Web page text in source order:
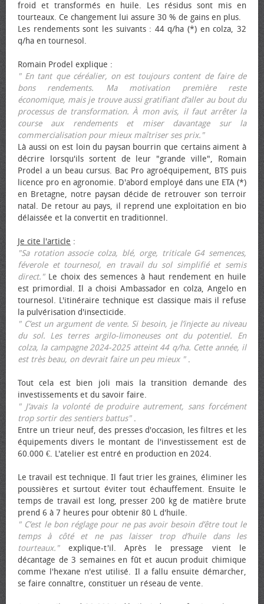
froid et transformés en huile. Les résidus sont mis en
tourteaux. Ce changement lui assure 30 % de gains en plus.
Les rendements sont les suivants : 44 q/ha (*) en colza, 32
q/ha en tournesol.
Romain Prodel explique :
" En tant que céréalier, on est toujours content de faire de
bons rendements. Ma motivation première reste
économique, mais je trouve aussi gratifiant d’aller au bout du
processus de transformation. À mon avis, il faut arrêter la
course aux rendements et miser davantage sur la
commercialisation pour mieux maîtriser ses prix."
Là aussi on est loin du paysan bourrin que certains aiment à
décrire lorsqu'ils sortent de leur "grande ville", Romain
Prodel a un beau cursus. Bac Pro agroéquipement, BTS puis
licence pro en agronomie. D'abord employé dans une ETA (*)
en Bretagne, notre paysan décide de retrouver son terroir
natal. De retour au pays, il reprend une exploitation en bio
délaissée et la convertit en traditionnel.
Je cite l'article :
"Sa rotation associe colza, blé, orge, triticale G4 semences,
féverole et tournesol, en travail du sol simplifié et semis
direct."Le choix des semences à haut rendement en huile
est primordial. Il a choisi Ambassador en colza, Angelo en
tournesol. L'itinéraire technique est classique mais il refuse
la pulvérisation d'insecticide.
" C’est un argument de vente. Si besoin, je l’injecte au niveau
du sol. Les terres argilo-limoneuses ont du potentiel. En
colza, la campagne 2024-2025 atteint 44 q/ha. Cette année, il
est très beau, on devrait faire un peu mieux ".
Tout cela est bien joli mais la transition demande des
investissements et du savoir faire.
" J’avais la volonté de produire autrement, sans forcément
trop sortir des sentiers battus".
Entre un trieur neuf, des presses d'occasion, les filtres et les
équipements divers le montant de l'investissement est de
60.000 €. L'atelier est entré en production en 2024.
Le travail est technique. Il faut trier les graines, éliminer les
poussières et surtout éviter tout échauffement. Ensuite le
temps de travail est long, presser 200 kg de matière brute
prend 6 à 7 heures pour obtenir 80 L d'huile.
" C’est le bon réglage pour ne pas avoir besoin d’être tout le
temps à côté et ne pas laisser trop d’huile dans les
tourteaux."explique-t'il. Après le pressage vient le
décantage de 3 semaines en fût et aucun produit chimique
comme l'hexane n'est utilisé. Il a fallu ensuite démarcher,
se faire connaître, constituer un réseau de vente.